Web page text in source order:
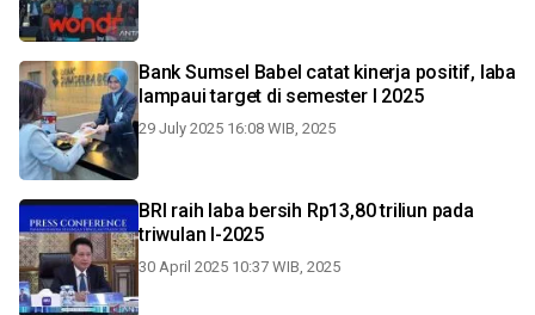
Bank Sumsel Babel catat kinerja positif, laba
lampaui target di semester I 2025
29 July 2025 16:08 WIB, 2025
BRI raih laba bersih Rp13,80 triliun pada
triwulan I-2025
30 April 2025 10:37 WIB, 2025